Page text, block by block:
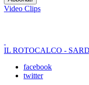
Video Clips
IL ROTOCALCO -
facebook
twitter